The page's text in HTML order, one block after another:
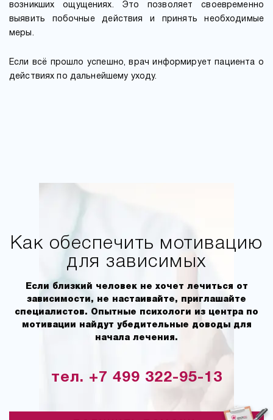
возникших ощущениях. Это позволяет своевременно
выявить побочные действия и принять необходимые
меры.
Если всё прошло успешно, врач информирует пациента о
действиях по дальнейшему уходу.
Как обеспечить мотивацию
для зависимых
Если близкий человек не хочет лечиться от
зависимости, не настаивайте, приглашайте
специалистов. Опытные психологи из центра по
мотивации найдут убедительные доводы для
начала лечения.
тел. +7 499 322-95-13